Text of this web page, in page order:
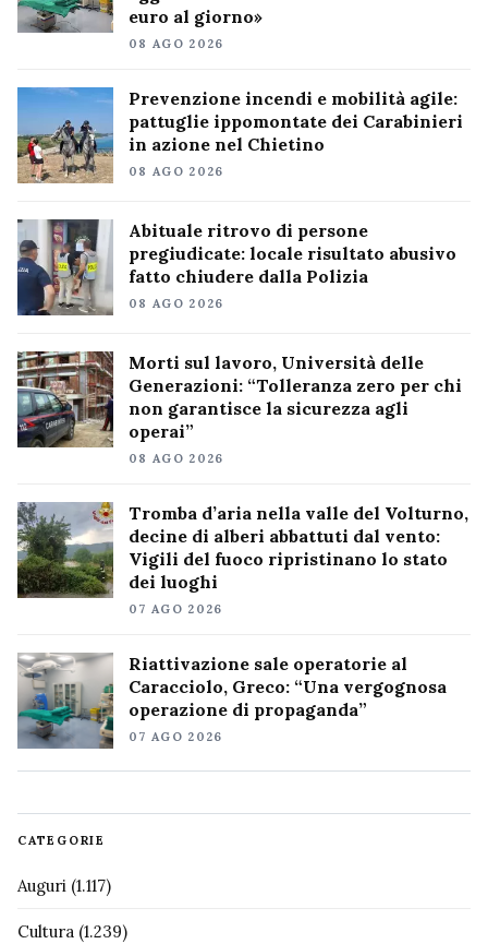
euro al giorno»
08 AGO 2026
Prevenzione incendi e mobilità agile:
pattuglie ippomontate dei Carabinieri
in azione nel Chietino
08 AGO 2026
Abituale ritrovo di persone
pregiudicate: locale risultato abusivo
fatto chiudere dalla Polizia
08 AGO 2026
Morti sul lavoro, Università delle
Generazioni: “Tolleranza zero per chi
non garantisce la sicurezza agli
operai”
08 AGO 2026
Tromba d’aria nella valle del Volturno,
decine di alberi abbattuti dal vento:
Vigili del fuoco ripristinano lo stato
dei luoghi
07 AGO 2026
Riattivazione sale operatorie al
Caracciolo, Greco: “Una vergognosa
operazione di propaganda”
07 AGO 2026
CATEGORIE
Auguri (1.117)
Cultura (1.239)